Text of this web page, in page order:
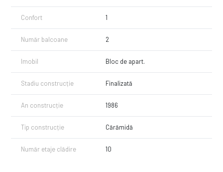
Confort 1
Număr balcoane 2
Imobil Bloc de apart.
Stadiu construcție Finalizată
An construcție 1986
Tip construcție Cărămidă
Număr etaje clădire 10